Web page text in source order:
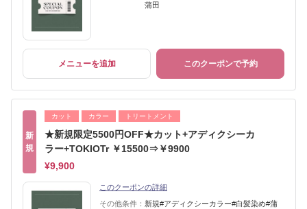
蒲田
メニューを追加 このクーポンで予約
新
規
カット カラー トリートメント
★新規限定5500円OFF★カット+アディクシーカ
ラー+TOKIOTr ￥15500⇒￥9900
¥9,900
このクーポンの詳細
その他条件： 新規#アディクシーカラー#白髪染め#蒲